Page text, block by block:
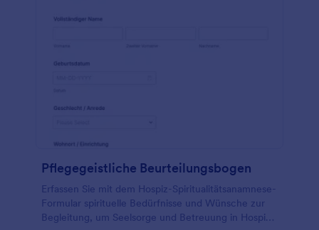
Pflegegeistliche Beurteilungsbogen
Erfassen Sie mit dem Hospiz-Spiritualitätsanamnese-
Formular spirituelle Bedürfnisse und Wünsche zur
Begleitung, um Seelsorge und Betreuung in Hospiz-